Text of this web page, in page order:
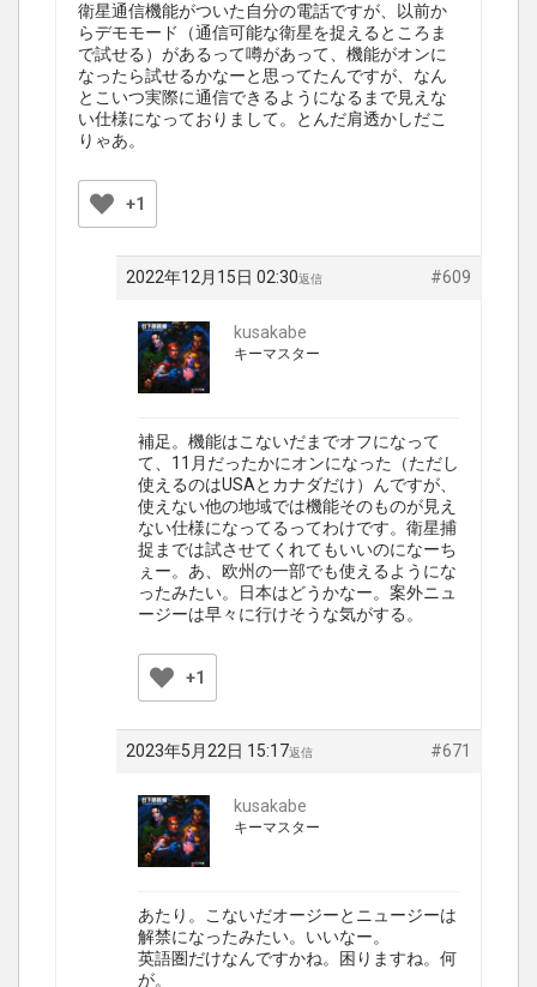
衛星通信機能がついた自分の電話ですが、以前か
らデモモード（通信可能な衛星を捉えるところま
で試せる）があるって噂があって、機能がオンに
なったら試せるかなーと思ってたんですが、なん
とこいつ実際に通信できるようになるまで見えな
い仕様になっておりまして。とんだ肩透かしだこ
りゃあ。
+1
2022年12月15日 02:30 #609
返信
kusakabe
キーマスター
補足。機能はこないだまでオフになって
て、11月だったかにオンになった（ただし
使えるのはUSAとカナダだけ）んですが、
使えない他の地域では機能そのものが見え
ない仕様になってるってわけです。衛星捕
捉までは試させてくれてもいいのになーち
ぇー。あ、欧州の一部でも使えるようにな
ったみたい。日本はどうかなー。案外ニュ
ージーは早々に行けそうな気がする。
+1
2023年5月22日 15:17 #671
返信
kusakabe
キーマスター
あたり。こないだオージーとニュージーは
解禁になったみたい。いいなー。
英語圏だけなんですかね。困りますね。何
が。